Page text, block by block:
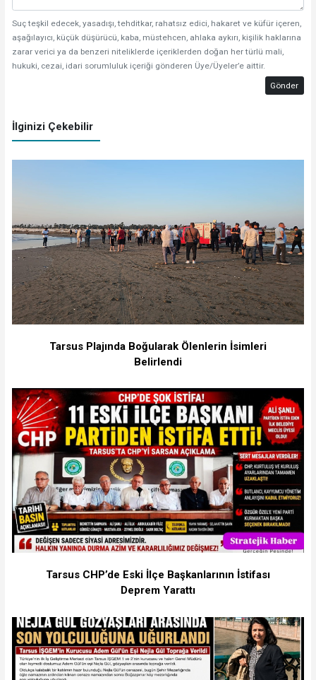
Suç teşkil edecek, yasadışı, tehditkar, rahatsız edici, hakaret ve küfür içeren,
aşağılayıcı, küçük düşürücü, kaba, müstehcen, ahlaka aykırı, kişilik haklarına
zarar verici ya da benzeri niteliklerde içeriklerden doğan her türlü mali,
hukuki, cezai, idari sorumluluk içeriği gönderen Üye/Üyeler’e aittir.
Gönder
İlginizi Çekebilir
Tarsus Plajında Boğularak Ölenlerin İsimleri
Belirlendi
Tarsus CHP’de Eski İlçe Başkanlarının İstifası
Deprem Yarattı